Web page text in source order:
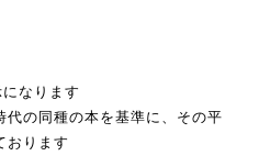
なります
の同種の本を基準に、その平
おります